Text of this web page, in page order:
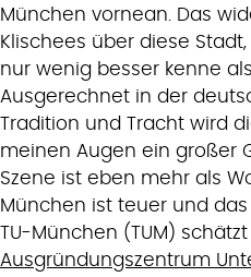
München vornean. Das
Klischees über diese
nur wenig besser kenne
Ausgerechnet in der
Tradition und Tracht wird
meinen Augen ein großer
Szene ist eben mehr als
München ist teuer und
TU-München (TUM)
Ausgründungszentrum